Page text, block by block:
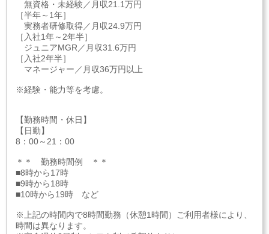
無資格・未経験／月収21.1万円
［半年～1年］
実務者研修取得／月収24.9万円
［入社1年～2年半］
ジュニアMGR／月収31.6万円
［入社2年半］
マネージャー／月収36万円以上
※経験・能力等を考慮。
【勤務時間・休日】
【日勤】
8：00～21：00
＊＊ 勤務時間例 ＊＊
■8時から17時
■9時から18時
■10時から19時 など
※上記の時間内で8時間勤務（休憩1時間）ご利用者様により、
時間は異なります。